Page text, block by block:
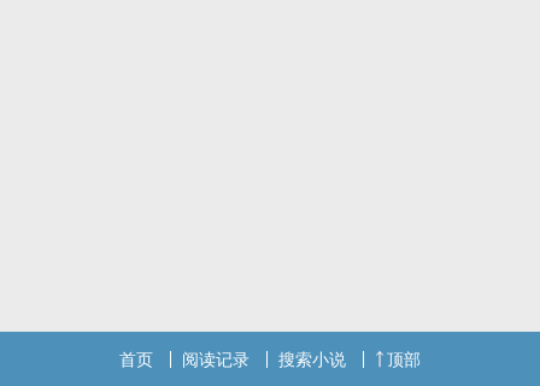
首页 阅读记录 搜索小说 顶部